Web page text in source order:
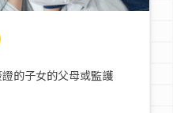
的子女的父母或監護